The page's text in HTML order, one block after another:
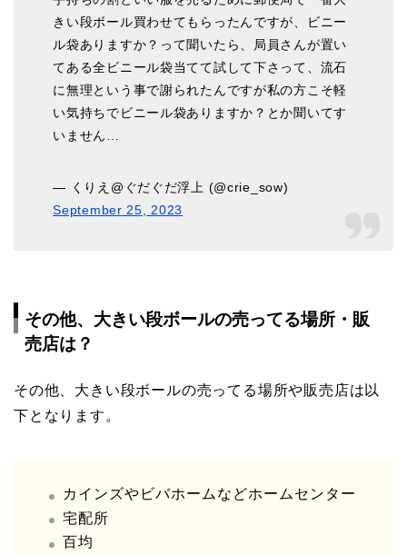
きい段ボール買わせてもらったんですが、ビニー
ル袋ありますか？って聞いたら、局員さんが置い
てある全ビニール袋当てて試して下さって、流石
に無理という事で謝られたんですが私の方こそ軽
い気持ちでビニール袋ありますか？とか聞いてす
いません…
— くりえ@ぐだぐだ浮上 (@crie_sow)
September 25, 2023
その他、大きい段ボールの売ってる場所・販
売店は？
その他、大きい段ボールの売ってる場所や販売店は以
下となります。
カインズやビバホームなどホームセンター
宅配所
百均